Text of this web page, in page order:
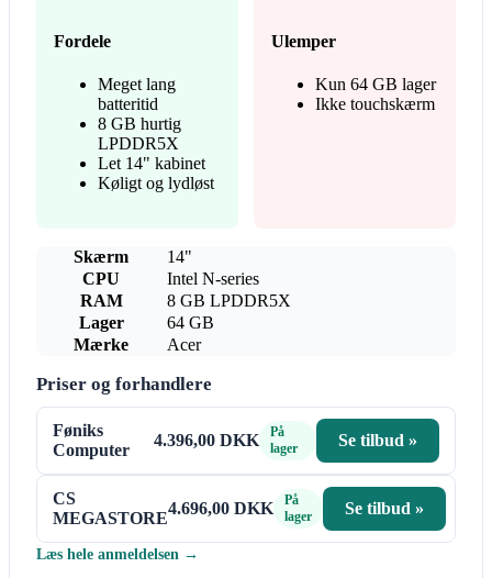
Fordele
Meget lang
batteritid
8 GB hurtig
LPDDR5X
Let 14" kabinet
Køligt og lydløst
Ulemper
Kun 64 GB lager
Ikke touchskærm
Skærm
14"
CPU
Intel N-series
RAM
8 GB LPDDR5X
Lager
64 GB
Mærke
Acer
Priser og forhandlere
Føniks
Computer
4.396,00 DKK
På
lager
Se tilbud »
CS
MEGASTORE
4.696,00 DKK
På
lager
Se tilbud »
Læs hele anmeldelsen →